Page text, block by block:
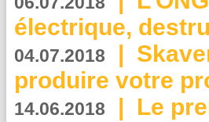
électrique,
04.07.2018 |
produire votre
14.06.2018 | Le